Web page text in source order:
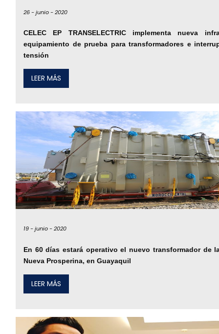
26 -junio -2020
CELEC EP TRANSELECTRIC implementa nueva
equipamiento de prueba para transformadores e
tensión
LEER MÁS
19 -junio -2020
En 60 días estará operativo el nuevo transformador de
Nueva Prosperina, en Guayaquil
LEER MÁS